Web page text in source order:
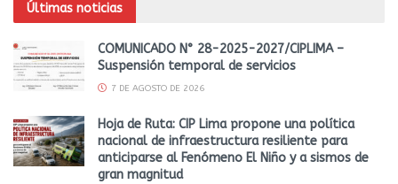
Últimas noticias
COMUNICADO N° 28-2025-2027/CIPLIMA –
Suspensión temporal de servicios
7 DE AGOSTO DE 2026
Hoja de Ruta: CIP Lima propone una política
nacional de infraestructura resiliente para
anticiparse al Fenómeno El Niño y a sismos de
gran magnitud